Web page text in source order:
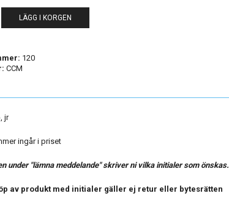
LÄGG I KORGEN
120
CCM
jr
ingår i priset
under "lämna meddelande" skriver ni vilka initialer som önskas.
av produkt med initialer gäller ej retur eller bytesrätten